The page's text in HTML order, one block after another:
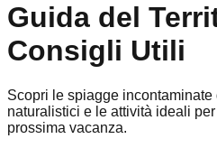
Guida del
Consigli Utili
Scopri le spiagge
naturalistici e le attività ideali
prossima vacanza.